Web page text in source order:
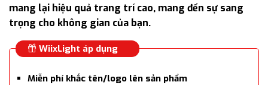
mang lại hiệu quả trang trí cao, mang đến sự sang
trọng cho không gian của bạn.
WiixLight áp dụng
Miễn phí khắc tên/logo lên sản phẩm